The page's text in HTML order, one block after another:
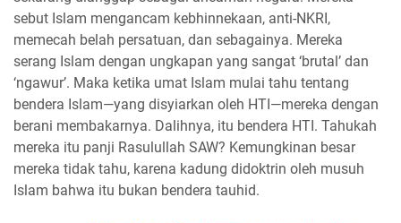
sebut Islam mengancam kebhinnekaan, anti-NKRI,
memecah belah persatuan, dan sebagainya. Mereka
serang Islam dengan ungkapan yang sangat ‘brutal’ dan
‘ngawur’. Maka ketika umat Islam mulai tahu tentang
bendera Islam—yang disyiarkan oleh HTI—mereka dengan
berani membakarnya. Dalihnya, itu bendera HTI. Tahukah
mereka itu panji Rasulullah SAW? Kemungkinan besar
mereka tidak tahu, karena kadung didoktrin oleh musuh
Islam bahwa itu bukan bendera tauhid.